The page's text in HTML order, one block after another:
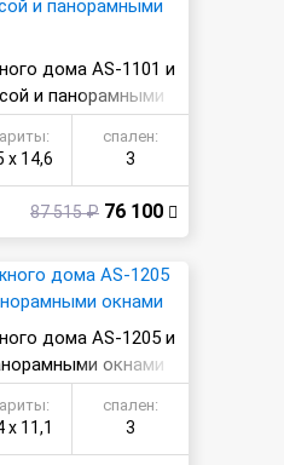
дома AS-1101 и
и панорамными
х 14,6
спален:
3
87 515 ₽ 76 100
дома AS-1205 и
окнами
х 11,1
спален:
3